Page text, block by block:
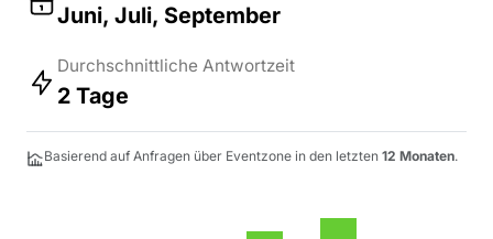
Juni, Juli, September
Durchschnittliche Antwortzeit
2 Tage
Basierend auf Anfragen über Eventzone in den letzten 12 Monaten.